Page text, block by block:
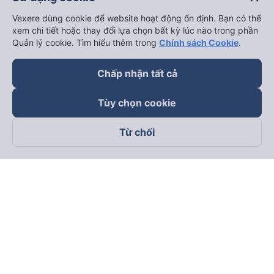
Theo dõi chúng tôi trên
Vexere dùng cookie để website hoạt động ổn định. Bạn có thể
xem chi tiết hoặc thay đổi lựa chọn bất kỳ lúc nào trong phần
Quản lý cookie. Tìm hiểu thêm trong Chính sách Cookie.
Chấp nhận tất cả
Tùy chọn cookie
Từ chối